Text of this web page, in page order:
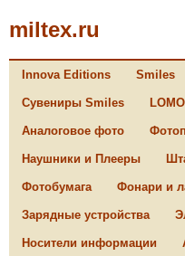
miltex.ru
Innova Editions Smiles
Сувениры Smiles
Аналоговое фото
Наушники и Плееры
Фотобумага Фонари и
Зарядные устройства
Носители информации